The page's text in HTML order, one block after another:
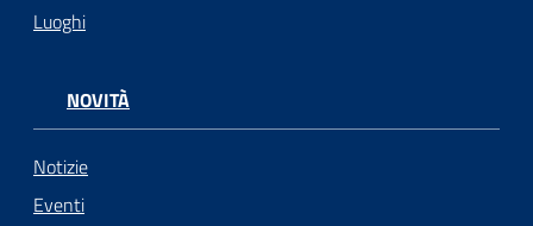
Luoghi
NOVITÀ
Notizie
Eventi